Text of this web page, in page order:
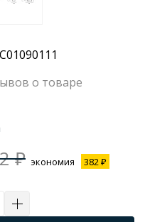
о товаре
₽ экономия 382 ₽